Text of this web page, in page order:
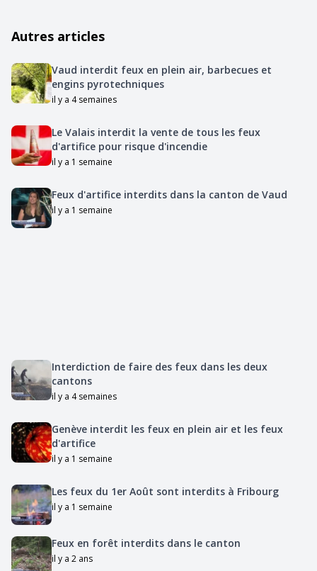
Autres articles
Vaud interdit feux en plein air, barbecues et
engins pyrotechniques
il y a 4 semaines
Le Valais interdit la vente de tous les feux
d'artifice pour risque d'incendie
il y a 1 semaine
Feux d'artifice interdits dans la canton de Vaud
il y a 1 semaine
Interdiction de faire des feux dans les deux
cantons
il y a 4 semaines
Genève interdit les feux en plein air et les feux
d'artifice
il y a 1 semaine
Les feux du 1er Août sont interdits à Fribourg
il y a 1 semaine
Feux en forêt interdits dans le canton
il y a 2 ans